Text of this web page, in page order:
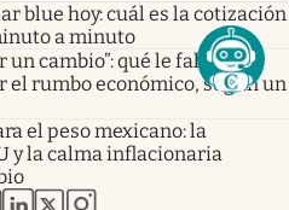
blue hoy: cuál es la cotización
a minuto
un cambio”: qué le falta al
el rumbo económico, según un
el peso mexicano: la
y la calma inflacionaria
en nueva pestaña
abre en nueva pestaña
abre en nueva pestaña
abre en nueva pestaña
abre en nueva pestaña